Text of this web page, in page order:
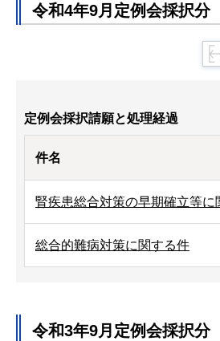
令和4年9月定例会採択分
定例会採択請願と処理経過
件名
腎疾患総合対策の早期確立等に
総合的難病対策に関する件
令和3年9月定例会採択分